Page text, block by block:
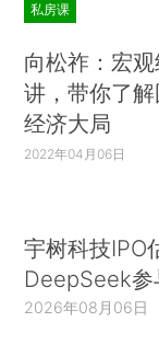
私房课
向松祚：宏
讲，带你了
经济大局
2022年04月06日
宇树科技IPO
DeepSeek参
2026年08月06日